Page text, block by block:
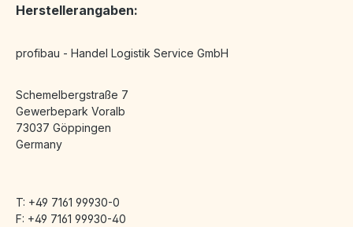
Herstellerangaben:
profibau - Handel Logistik Service GmbH
Schemelbergstraße 7
Gewerbepark Voralb
73037 Göppingen
Germany
T: +49 7161 99930-0
F: +49 7161 99930-40